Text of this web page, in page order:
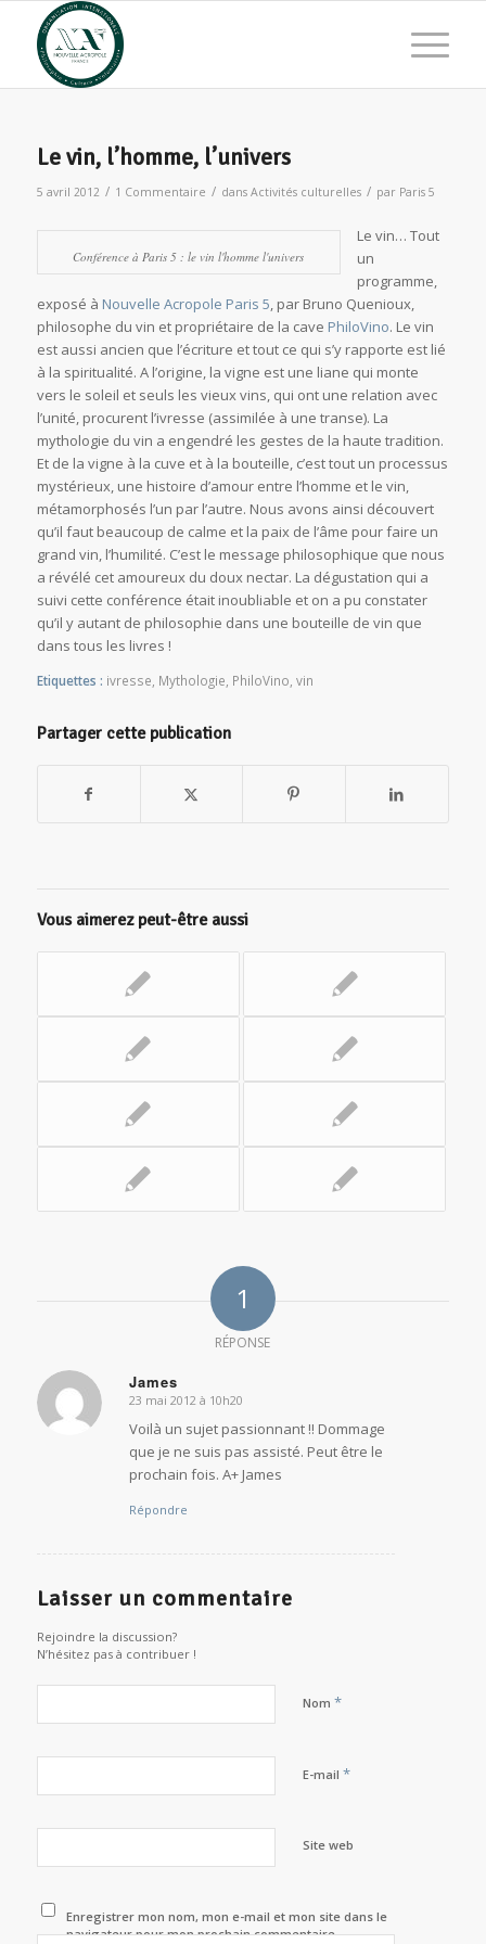
Le vin, l’homme, l’univers
5 avril 2012 / 1 Commentaire / dans Activités culturelles / par Paris 5
Conférence à Paris 5 : le vin l'homme l'univers
Le vin… Tout
un
programme,
exposé à Nouvelle Acropole Paris 5, par Bruno Quenioux,
philosophe du vin et propriétaire de la cave PhiloVino. Le vin
est aussi ancien que l’écriture et tout ce qui s’y rapporte est lié
à la spiritualité. A l’origine, la vigne est une liane qui monte
vers le soleil et seuls les vieux vins, qui ont une relation avec
l’unité, procurent l’ivresse (assimilée à une transe). La
mythologie du vin a engendré les gestes de la haute tradition.
Et de la vigne à la cuve et à la bouteille, c’est tout un processus
mystérieux, une histoire d’amour entre l’homme et le vin,
métamorphosés l’un par l’autre. Nous avons ainsi découvert
qu’il faut beaucoup de calme et la paix de l’âme pour faire un
grand vin, l’humilité. C’est le message philosophique que nous
a révélé cet amoureux du doux nectar. La dégustation qui a
suivi cette conférence était inoubliable et on a pu constater
qu’il y autant de philosophie dans une bouteille de vin que
dans tous les livres !
Etiquettes : ivresse Mythologie PhiloVino vin
Partager cette publication
Vous aimerez peut-être aussi
1
RÉPONSE
James
dit
:
23 mai 2012 à 10h20
Voilà un sujet passionnant !! Dommage
que je ne suis pas assisté. Peut être le
prochain fois. A+ James
Répondre
Laisser un commentaire
Rejoindre la discussion?
N’hésitez pas à contribuer !
Nom *
E-mail *
Site web
Enregistrer mon nom, mon e-mail et mon site dans le
navigateur pour mon prochain commentaire.